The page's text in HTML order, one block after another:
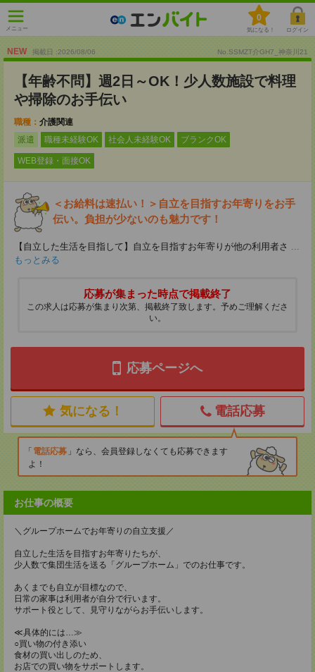
メニュー
0
気になる！ ログイン
NEW 掲載日 :2026/08/06 No.SSMZT介GH7_神奈川21
【年齢不問】週2日～OK！少人数施設で料理
や掃除のお手伝い
職種： 介護関連
派遣
職種未経験OK 社会人未経験OK ブランクOK
WEB登録・面接OK
＜お給料は速払い！＞自立を目指すお年寄りをお手
伝い。負担が少ないのも魅力です！
【自立した生活を目指して】自立を目指すお年寄りが他の利用者さ ...
もっとみる
応募が集まった時点で掲載終了
この求人は応募が集まり次第、掲載終了致します。予めご理解くださ
い。
応募ページへ
気になる！ 電話応募
電話応募
なら、会員登録しなくても応募できます
よ！
お仕事の概要
＼グループホームでお年寄りの自立支援／
自立した生活を目指すお年寄りたちが、
少人数で集団生活を送る「グループホーム」でのお仕事です。
あくまでも自立が目標なので、
日常の家事は利用者が自分で行います。
サポート役として、見守りながらお手伝いします。
≪具体的には…≫
○買い物の付き添い
食材の買い出しのため、
お店での買い物をサポートします。